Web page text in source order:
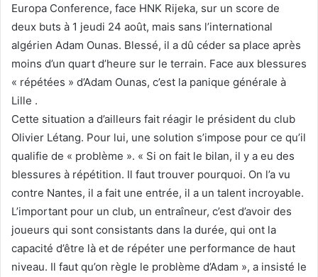
Europa Conference, face HNK Rijeka, sur un score de
deux buts à 1 jeudi 24 août, mais sans l’international
algérien Adam Ounas. Blessé, il a dû céder sa place après
moins d’un quart d’heure sur le terrain. Face aux blessures
« répétées » d’Adam Ounas, c’est la panique générale à
Lille .
Cette situation a d’ailleurs fait réagir le président du club
Olivier Létang. Pour lui, une solution s’impose pour ce qu’il
qualifie de « problème ». « Si on fait le bilan, il y a eu des
blessures à répétition. Il faut trouver pourquoi. On l’a vu
contre Nantes, il a fait une entrée, il a un talent incroyable.
L’important pour un club, un entraîneur, c’est d’avoir des
joueurs qui sont consistants dans la durée, qui ont la
capacité d’être là et de répéter une performance de haut
niveau. Il faut qu’on règle le problème d’Adam », a insisté le